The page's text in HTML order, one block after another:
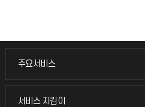
주요서비스
주요서비스
교무회의방송
서비스 지킴이
서비스 지킴이